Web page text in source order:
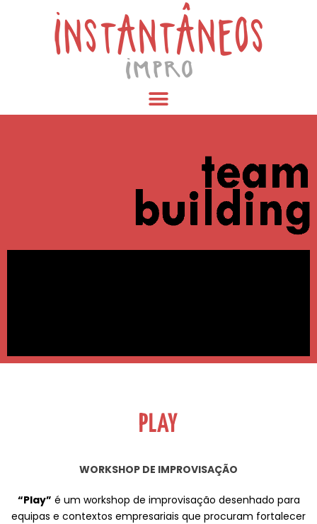
PLAY
WORKSHOP DE IMPROVISAÇÃO
“Play” é um workshop de improvisação desenhado para
equipas e contextos empresariais que procuram fortalecer